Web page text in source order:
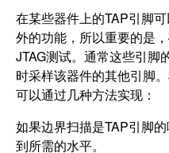
在某些器件上的TAP引脚
外的功能，所以重要的是
JTAG测试。通常这些引脚
时采样该器件的其他引脚
可以通过几种方法实现：
如果边界扫描是TAP引脚
到所需的水平。